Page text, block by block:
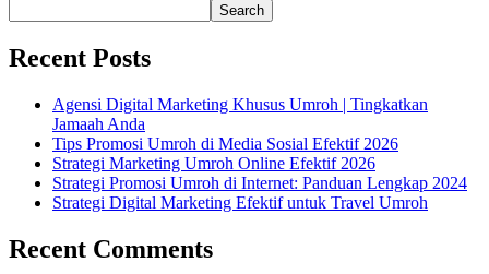
Search
Recent Posts
Agensi Digital Marketing Khusus Umroh | Tingkatkan
Jamaah Anda
Tips Promosi Umroh di Media Sosial Efektif 2026
Strategi Marketing Umroh Online Efektif 2026
Strategi Promosi Umroh di Internet: Panduan Lengkap 2024
Strategi Digital Marketing Efektif untuk Travel Umroh
Recent Comments